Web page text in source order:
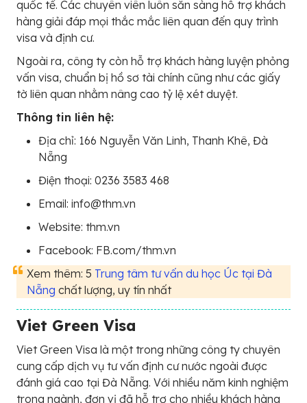
quốc tế. Các chuyên viên luôn sẵn sàng hỗ trợ khách
hàng giải đáp mọi thắc mắc liên quan đến quy trình
visa và định cư.
Ngoài ra, công ty còn hỗ trợ khách hàng luyện phỏng
vấn visa, chuẩn bị hồ sơ tài chính cũng như các giấy
tờ liên quan nhằm nâng cao tỷ lệ xét duyệt.
Thông tin liên hệ:
Địa chỉ: 166 Nguyễn Văn Linh, Thanh Khê, Đà
Nẵng
Điện thoại: 0236 3583 468
Email: info@thm.vn
Website: thm.vn
Facebook: FB.com/thm.vn
Xem thêm: 5 Trung tâm tư vấn du học Úc tại Đà
Nẵng chất lượng, uy tín nhất
Viet Green Visa
Viet Green Visa là một trong những công ty chuyên
cung cấp dịch vụ tư vấn định cư nước ngoài được
đánh giá cao tại Đà Nẵng. Với nhiều năm kinh nghiệm
trong ngành, đơn vị đã hỗ trợ cho nhiều khách hàng